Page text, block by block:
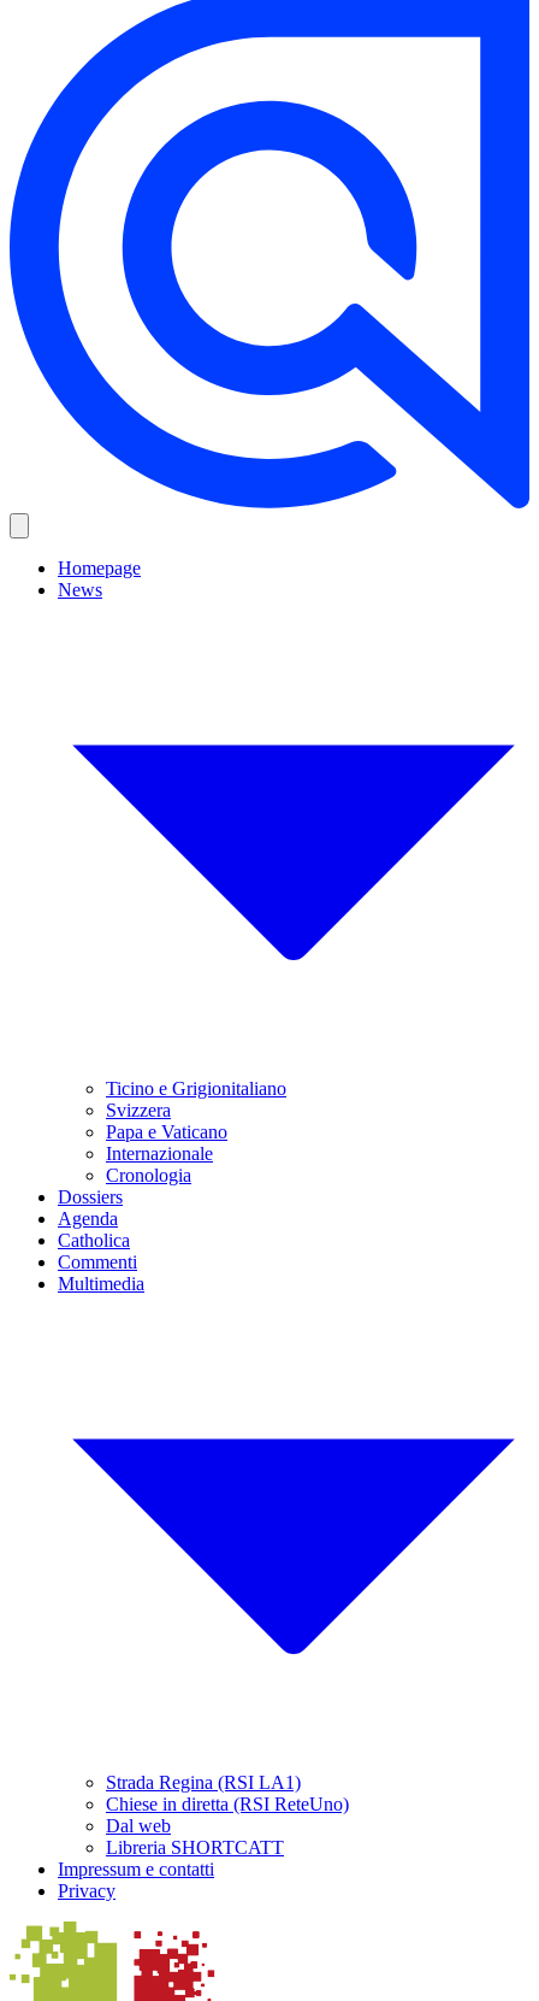
Homepage
News
Ticino e Grigionitaliano
Svizzera
Papa e Vaticano
Internazionale
Cronologia
Dossiers
Agenda
Catholica
Commenti
Multimedia
Strada Regina (RSI LA1)
Chiese in diretta (RSI ReteUno)
Dal web
Libreria SHORTCATT
Impressum e contatti
Privacy